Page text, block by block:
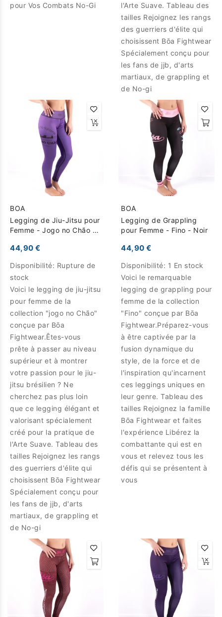
pour Vos Combats No-Gi
l'Arte Suave. Tableau des
tailles Rejoignez les rangs
des guerriers d'élite qui
choisissent Bōa Fightwear
Spécialement conçu pour
les fans de jjb, d'arts
martiaux, de grappling et
de No-gi
BOA
Legging de Jiu-Jitsu pour
Femme - Jogo no Chão -
44,90 €
Disponibilité: Rupture de
stock
Voici le legging de jiu-jitsu
pour femme de la
collection "jogo no Chão"
conçue par Bōa
Fightwear.Êtes-vous
prête à passer au niveau
supérieur et à montrer
votre passion pour le jiu-
jitsu brésilien ? Ne
cherchez pas plus loin
que ce legging élégant et
valorisant spécialement
créé pour la pratique de
l'Arte Suave. Tableau des
tailles Rejoignez les rangs
des guerriers d'élite qui
choisissent Bōa Fightwear
Spécialement conçu pour
les fans de jjb, d'arts
martiaux, de grappling et
de No-gi
BOA
Legging de Grappling
pour Femme - Fino - Noir
44,90 €
Disponibilité: 1 En stock
Voici le remarquable
legging de grappling pour
femme de la collection
"Fino" conçue par Bōa
Fightwear.Préparez-vous
à être captivée par la
fusion dynamique du
style, de la force et de
l'inspiration qu'incarnent
ces leggings uniques en
leur genre. Tableau des
tailles Rejoignez la famille
Bōa Fightwear et faites
l'expérience Libérez la
combattante qui est en
vous et relevez tous les
défis qui se présentent à
vous